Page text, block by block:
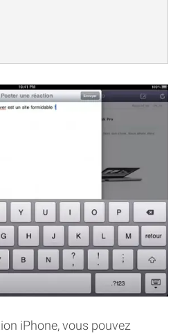
iPhone, vous pouvez